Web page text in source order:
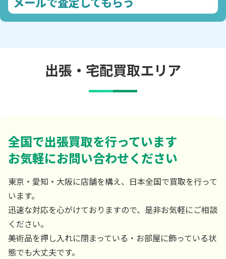
出張・宅配買取エリア
全国で出張買取を行っています
お気軽にお問い合わせください
東京・愛知・大阪に店舗を構え、日本全国で買取を行って
います。
迅速な対応を心がけておりますので、是非お気軽にご相談
ください。
美術品を押し入れに閉まっている・お部屋に飾っている状
態でも大丈夫です。